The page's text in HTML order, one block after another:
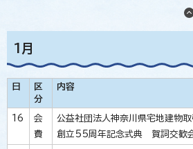
1月
日
区
分
内容
16
会
費
公益社団法人神奈川県宅地建物
創立55周年記念式典 賀詞交歓